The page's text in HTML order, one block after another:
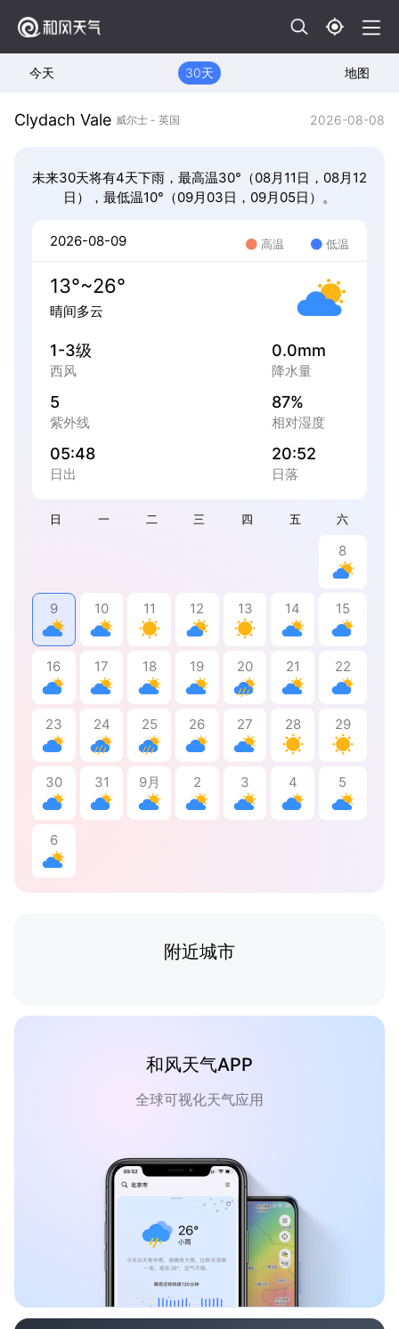
今天 30天 地图
Clydach Vale 威尔士 - 英国 2026-08-08
未来30天将有4天下雨，最高温30°（08月11日，08月12
日），最低温10°（09月03日，09月05日）。
日 一 二 三 四 五 六
8
9 10 11 12 13 14 15
16 17 18 19 20 21 22
23 24 25 26 27 28 29
30 31 9月 2 3 4 5
6
2026-08-09 高温 低温
13°~26°
晴间多云
1-3级
西风
0.0mm
降水量
5
紫外线
87%
相对湿度
05:48
日出
20:52
日落
附近城市
和风天气APP
全球可视化天气应用